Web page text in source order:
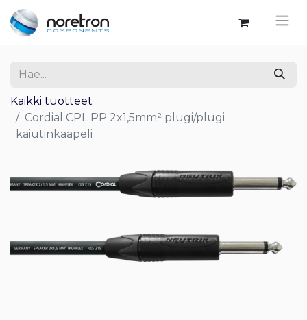
Kaikki tuotteet
Cordial CPL PP 2x1,5mm² plugi/plugi
kaiutinkaapeli